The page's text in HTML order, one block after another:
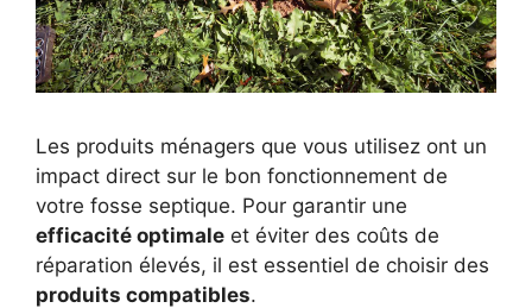
Les produits ménagers que vous utilisez ont un
impact direct sur le bon fonctionnement de
votre fosse septique. Pour garantir une
efficacité optimale et éviter des coûts de
réparation élevés, il est essentiel de choisir des
produits compatibles.